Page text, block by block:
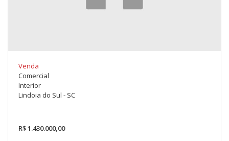
Venda
Comercial
Interior
Lindoia do Sul - SC
R$ 1.430.000,00